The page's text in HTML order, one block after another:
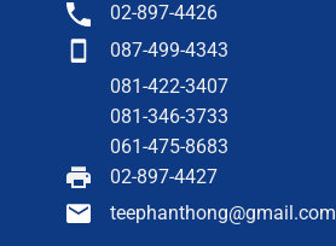
02-897-4426
087-499-4343
081-422-3407
081-346-3733
061-475-8683
02-897-4427
teephanthong@gmail.com